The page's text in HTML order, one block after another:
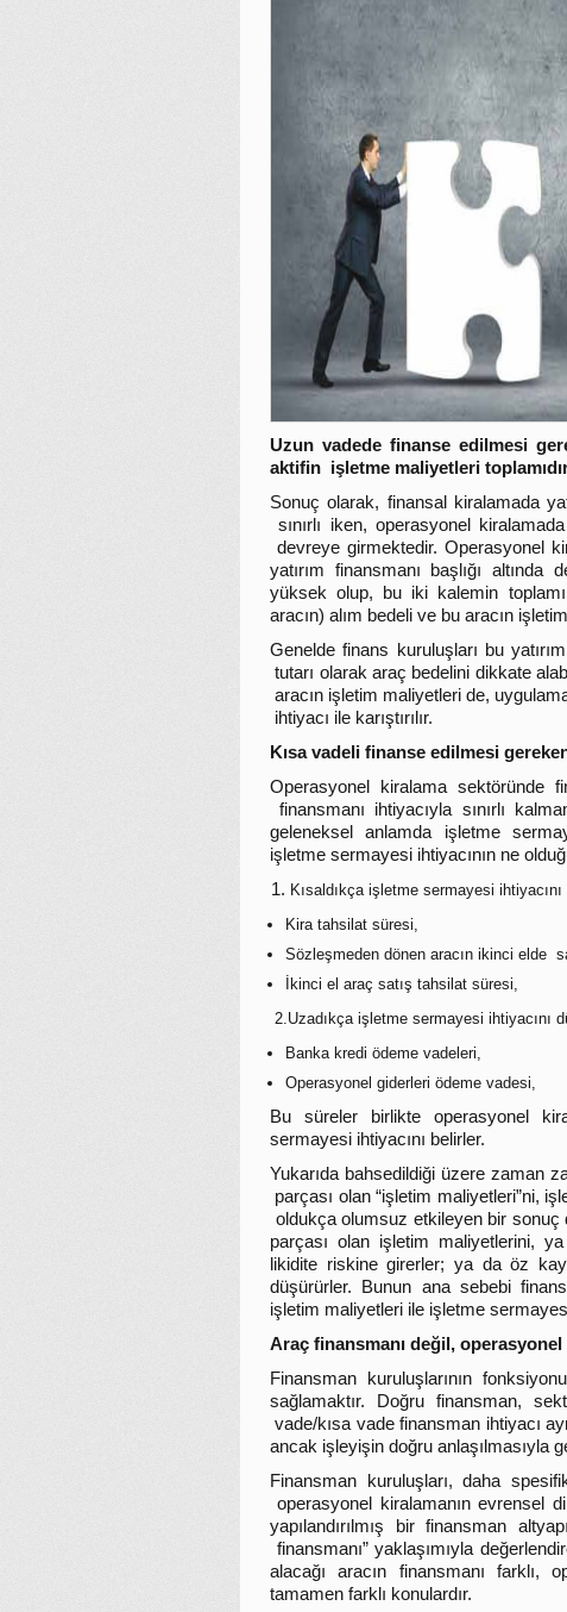
Uzun vadede finanse edilmesi
aktifin işletme maliyetleri
Sonuç olarak, finansal kiralamada
sınırlı iken, operasyonel
devreye girmektedir. Operasyonel
yatırım finansmanı başlığı
yüksek olup, bu iki kalemin
aracın) alım bedeli ve bu aracın
Genelde finans kuruluşları bu
tutarı olarak araç bedelini dikkate
aracın işletim maliyetleri de,
ihtiyacı ile karıştırılır.
Kısa vadeli finanse edilmesi
Operasyonel kiralama sektöründe
finansmanı ihtiyacıyla sınırlı
geleneksel anlamda işletme
işletme sermayesi ihtiyacının ne
Kısaldıkça işletme sermayesi
Kira tahsilat süresi,
Sözleşmeden dönen aracın ikinci elde
İkinci el araç satış tahsilat süresi,
2.Uzadıkça işletme sermayesi ihtiyacını
Banka kredi ödeme vadeleri,
Operasyonel giderleri ödeme vadesi,
Bu süreler birlikte operasyonel
sermayesi ihtiyacını belirler.
Yukarıda bahsedildiği üzere zaman
parçası olan “işletim maliyetleri”ni,
oldukça olumsuz etkileyen bir sonuç
parçası olan işletim maliyetlerini,
likidite riskine girerler; ya da öz
düşürürler. Bunun ana sebebi
işletim maliyetleri ile işletme sermayesi
Araç finansmanı değil, operasyonel
Finansman kuruluşlarının
sağlamaktır. Doğru finansman,
vade/kısa vade finansman ihtiyacı
ancak işleyişin doğru anlaşılmasıyla
Finansman kuruluşları, daha
operasyonel kiralamanın evrensel
yapılandırılmış bir finansman
finansmanı” yaklaşımıyla
alacağı aracın finansmanı farklı,
tamamen farklı konulardır.